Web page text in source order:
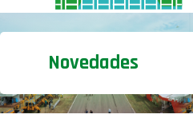
Novedades